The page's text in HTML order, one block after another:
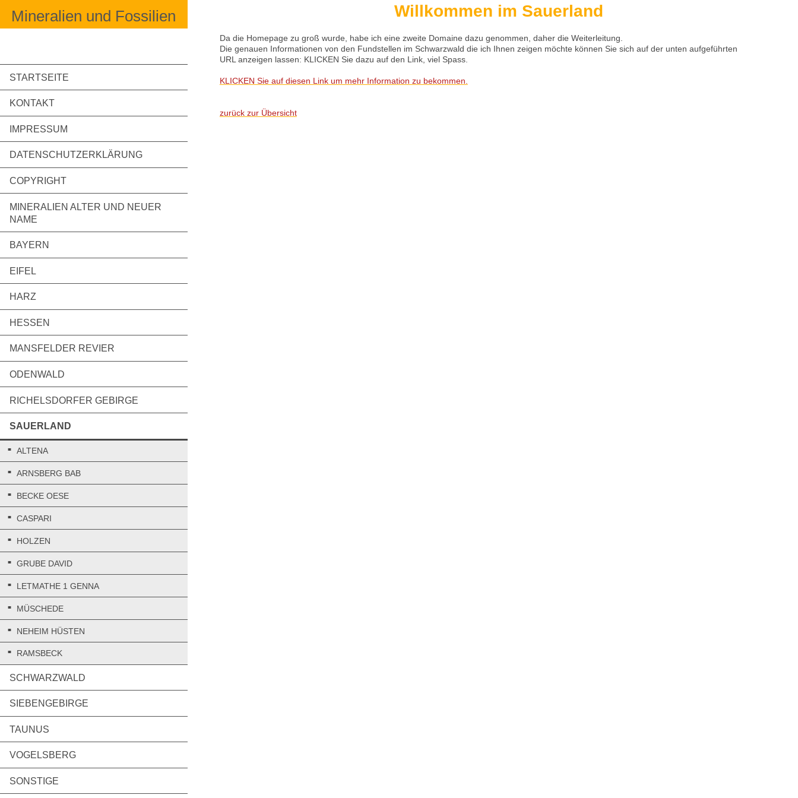
Mineralien und Fossilien
STARTSEITE
KONTAKT
IMPRESSUM
DATENSCHUTZERKLÄRUNG
COPYRIGHT
MINERALIEN ALTER UND NEUER
NAME
BAYERN
EIFEL
HARZ
HESSEN
MANSFELDER REVIER
ODENWALD
RICHELSDORFER GEBIRGE
SAUERLAND
ALTENA
ARNSBERG BAB
BECKE OESE
CASPARI
HOLZEN
GRUBE DAVID
LETMATHE 1 GENNA
MÜSCHEDE
NEHEIM HÜSTEN
RAMSBECK
SCHWARZWALD
SIEBENGEBIRGE
TAUNUS
VOGELSBERG
SONSTIGE
Willkommen im Sauerland
Da die Homepage zu groß wurde, habe ich eine zweite Domaine dazu genommen, daher die Weiterleitung.
Die genauen Informationen von den Fundstellen im Schwarzwald die ich Ihnen zeigen möchte können Sie sich auf der unten aufgeführten
URL anzeigen lassen: KLICKEN Sie dazu auf den Link, viel Spass.
KLICKEN Sie auf diesen Link um mehr Information zu bekommen.
zurück zur Übersicht